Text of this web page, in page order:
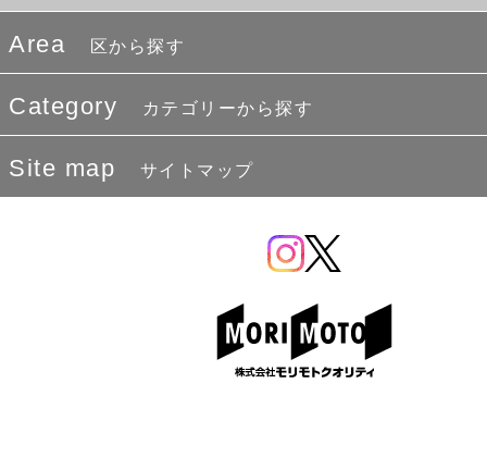
Area 区から探す
Category カテゴリーから探す
Site map サイトマップ